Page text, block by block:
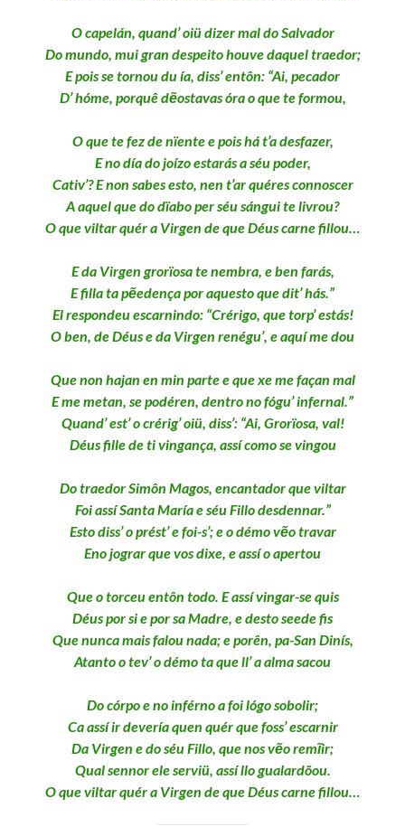
O capelán, quand’ oiü dizer mal do Salvador
Do mundo, mui gran despeito houve daquel traedor;
E pois se tornou du ía, diss’ entôn: “Ai, pecador
D’ hóme, porquê dẽostavas óra o que te formou,
O que te fez de nïente e pois há t’a desfazer,
E no día do joízo estarás a séu poder,
Cativ’? E non sabes esto, nen t’ar quéres connoscer
A aquel que do dïabo per séu sángui te livrou?
O que viltar quér a Virgen de que Déus carne fillou…
E da Virgen grorïosa te nembra, e ben farás,
E filla ta pẽedença por aquesto que dit’ hás.”
El respondeu escarnindo: “Crérigo, que torp’ estás!
O ben, de Déus e da Virgen renégu’, e aquí me dou
Que non hajan en min parte e que xe me façan mal
E me metan, se podéren, dentro no fógu’ infernal.”
Quand’ est’ o crérig’ oiü, diss’: “Ai, Grorïosa, val!
Déus fille de ti vingança, assí como se vingou
Do traedor Simôn Magos, encantador que viltar
Foi assí Santa María e séu Fillo desdennar.”
Esto diss’ o prést’ e foi-s’; e o démo vẽo travar
Eno jograr que vos dixe, e assí o apertou
Que o torceu entôn todo. E assí vingar-se quis
Déus por si e por sa Madre, e desto seede fis
Que nunca mais falou nada; e porên, pa-San Dinís,
Atanto o tev’ o démo ta que ll’ a alma sacou
Do córpo e no inférno a foi lógo sobolir;
Ca assí ir devería quen quér que foss’ escarnir
Da Virgen e do séu Fillo, que nos vẽo remĩir;
Qual sennor ele serviü, assí llo gualardõou.
O que viltar quér a Virgen de que Déus carne fillou…